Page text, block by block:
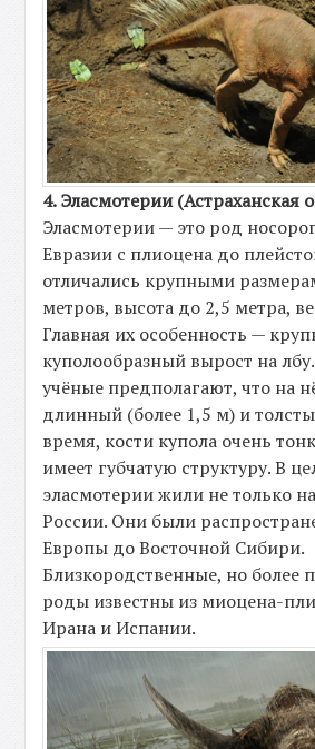
4. Эласмотерии (Астраханская
Эласмотерии — это род
Евразии с плиоцена до
отличались крупными
метров, высота до 2,5 метра,
Главная их особенность —
куполообразный вырост на
учёные предполагают, что на
длинный (более 1,5 м) и
время, кости купола очень
имеет губчатую структуру. В
эласмотерии жили не только
России. Они были
Европы до Восточной Сибири.
Близкородственные, но более
роды известны из миоцена-
Ирана и Испании.